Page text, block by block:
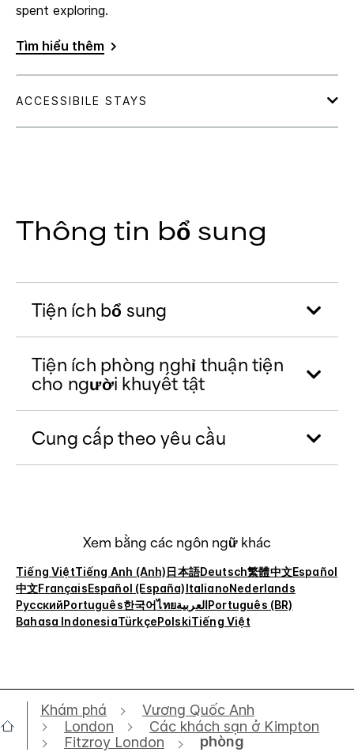
spent exploring.
Tìm hiểu thêm
Thông tin bổ sung
Tiện ích bổ sung
Tiện ích phòng nghỉ thuận tiện
cho người khuyết tật
Cung cấp theo yêu cầu
Xem bằng các ngôn ngữ khác
Tiếng ViệtTiếng Anh (Anh)日本語Deutsch繁體中文Español
中文FrançaisEspañol (España)ItalianoNederlands
РусскийPortuguês한국어ไทยالعربيةPortuguês (BR)
Bahasa IndonesiaTürkçePolskiTiếng Việt
Khám phá
Vương Quốc Anh
London
Các khách sạn ở Kimpton
Fitzroy London
phòng